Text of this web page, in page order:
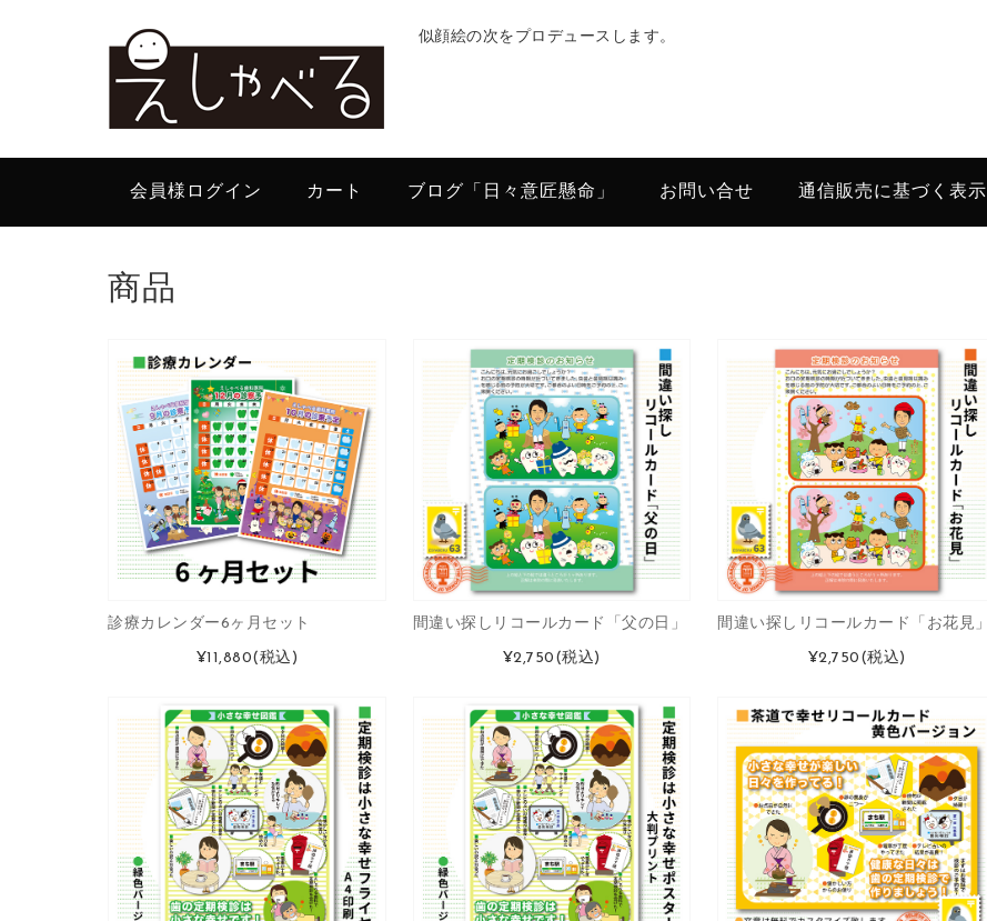
似顔絵の次をプロデュースします。
会員様ログイン カート ブログ「日々意匠懸命」 お問い合せ 通信販売に基づく表示
商品
診療カレンダー6ヶ月セット
¥11,880(税込)
間違い探しリコールカード「父の日」
¥2,750 (税込)
間違い探しリコールカード「お花見」
¥2,750 (税込)